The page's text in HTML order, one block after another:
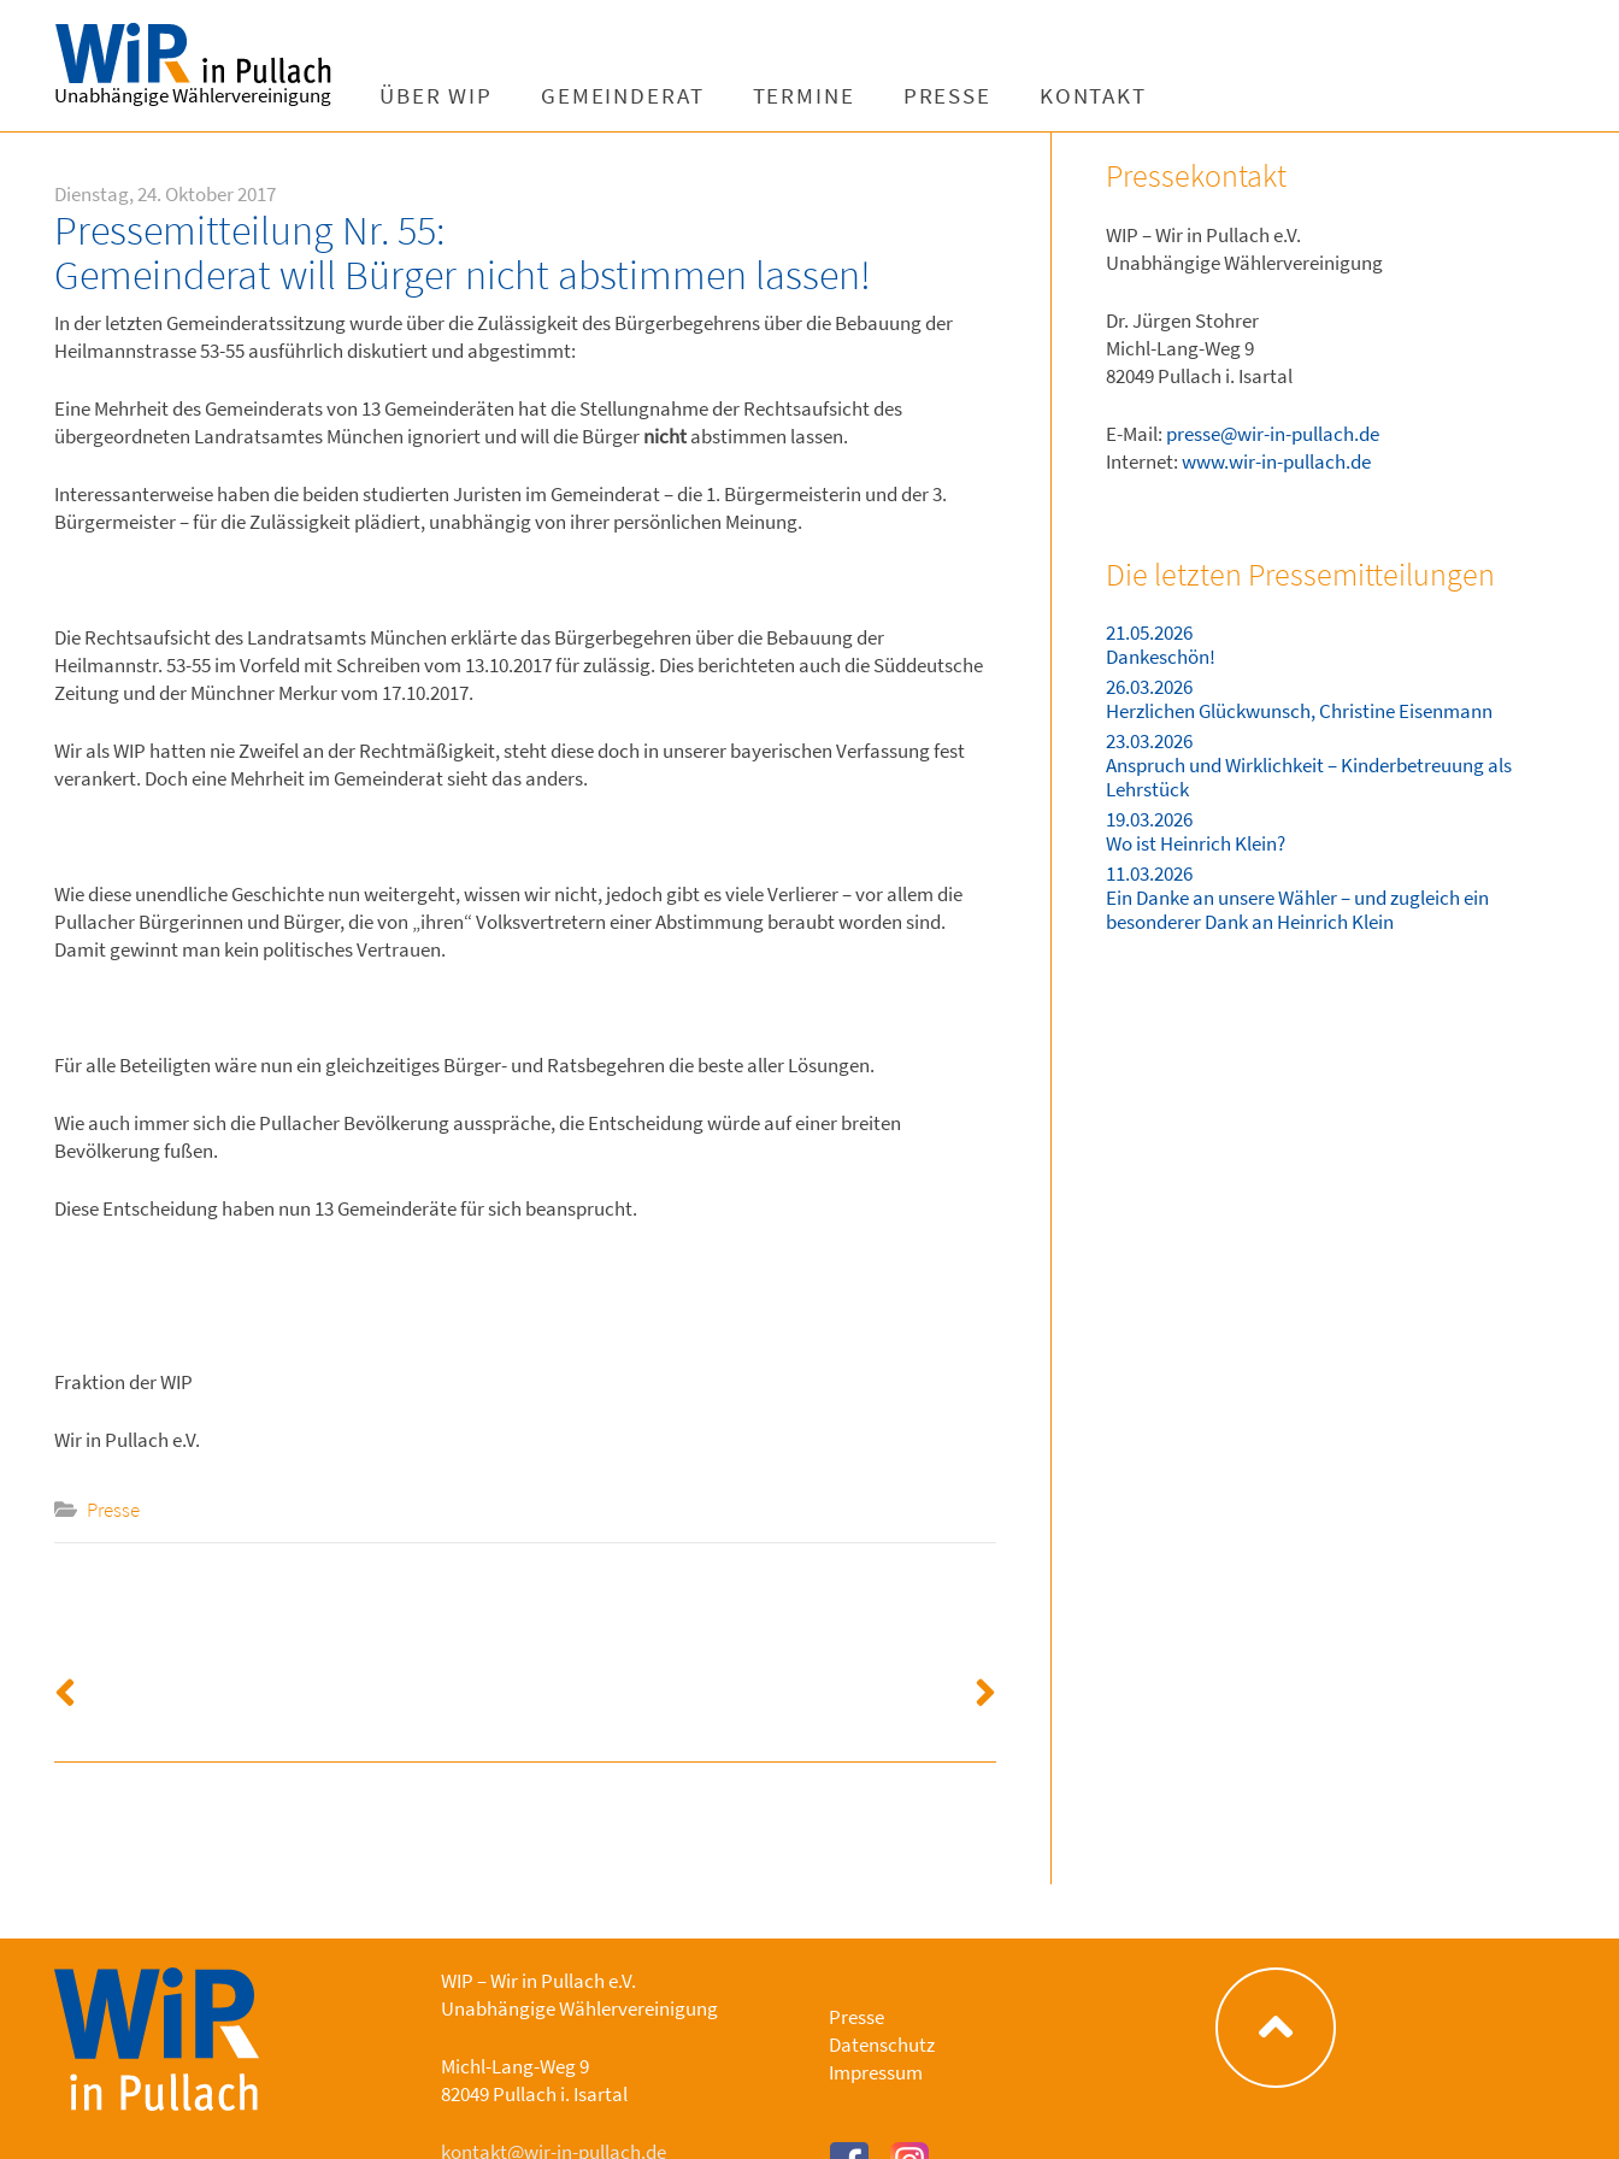
Unabhängige Wählervereinigung ÜBER WIP GEMEINDERAT TERMINE PRESSE KONTAKT
Dienstag, 24. Oktober 2017
Pressemitteilung Nr. 55:
Gemeinderat will Bürger nicht abstimmen lassen!
In der letzten Gemeinderatssitzung wurde über die Zulässigkeit des Bürgerbegehrens über die Bebauung der
Heilmannstrasse 53-55 ausführlich diskutiert und abgestimmt:
Eine Mehrheit des Gemeinderats von 13 Gemeinderäten hat die Stellungnahme der Rechtsaufsicht des
übergeordneten Landratsamtes München ignoriert und will die Bürgernichtabstimmen lassen.
Interessanterweise haben die beiden studierten Juristen im Gemeinderat – die 1. Bürgermeisterin und der 3.
Bürgermeister – für die Zulässigkeit plädiert, unabhängig von ihrer persönlichen Meinung.
Die Rechtsaufsicht des Landratsamts München erklärte das Bürgerbegehren über die Bebauung der
Heilmannstr. 53-55 im Vorfeld mit Schreiben vom 13.10.2017 für zulässig. Dies berichteten auch die Süddeutsche
Zeitung und der Münchner Merkur vom 17.10.2017.
Wir als WIP hatten nie Zweifel an der Rechtmäßigkeit, steht diese doch in unserer bayerischen Verfassung fest
verankert. Doch eine Mehrheit im Gemeinderat sieht das anders.
Wie diese unendliche Geschichte nun weitergeht, wissen wir nicht, jedoch gibt es viele Verlierer – vor allem die
Pullacher Bürgerinnen und Bürger, die von „ihren“ Volksvertretern einer Abstimmung beraubt worden sind.
Damit gewinnt man kein politisches Vertrauen.
Für alle Beteiligten wäre nun ein gleichzeitiges Bürger- und Ratsbegehren die beste aller Lösungen.
Wie auch immer sich die Pullacher Bevölkerung ausspräche, die Entscheidung würde auf einer breiten
Bevölkerung fußen.
Diese Entscheidung haben nun 13 Gemeinderäte für sich beansprucht.
Fraktion der WIP
Wir in Pullach e.V.
Presse
Pressekontakt
WIP – Wir in Pullach e.V.
Unabhängige Wählervereinigung
Dr. Jürgen Stohrer
Michl-Lang-Weg 9
82049 Pullach i. Isartal
E-Mail: presse@wir-in-pullach.de
Internet:www.wir-in-pullach.de
Die letzten Pressemitteilungen
21.05.2026
Dankeschön!
26.03.2026
Herzlichen Glückwunsch, Christine Eisenmann
23.03.2026
Anspruch und Wirklichkeit – Kinderbetreuung als
Lehrstück
19.03.2026
Wo ist Heinrich Klein?
11.03.2026
Ein Danke an unsere Wähler – und zugleich ein
besonderer Dank an Heinrich Klein
WIP – Wir in Pullach e.V.
Unabhängige Wählervereinigung
Michl-Lang-Weg 9
82049 Pullach i. Isartal
kontakt@wir-in-pullach.de
Presse
Datenschutz
Impressum